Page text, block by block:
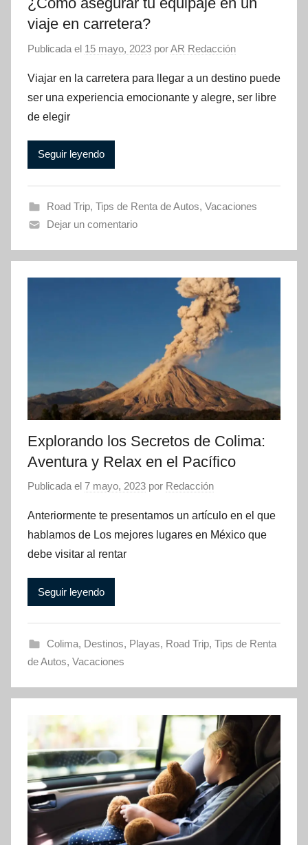
viaje en carretera?
Publicada el 15 mayo, 2023 porAR Redacción
Viajar en la carretera para llegar a un destino puede
ser una experiencia emocionante y alegre, ser libre
de elegir
Seguir leyendo
Road Trip, Tips de Renta de Autos, Vacaciones
Dejar un comentario
Explorando los Secretos de Colima:
Aventura y Relax en el Pacífico
Publicada el 7 mayo, 2023 por Redacción
Anteriormente te presentamos un artículo en el que
hablamos de Los mejores lugares en México que
debe visitar al rentar
Seguir leyendo
Colima, Destinos, Playas, Road Trip, Tips de Renta
de Autos, Vacaciones